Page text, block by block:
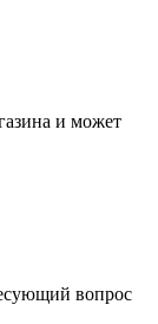
и может
вопрос